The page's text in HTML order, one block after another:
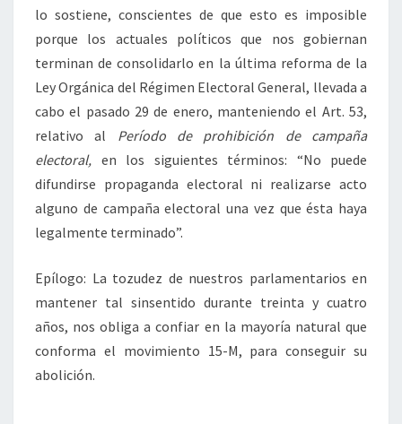
lo sostiene, conscientes de que esto es imposible
porque los actuales políticos que nos gobiernan
terminan de consolidarlo en la última reforma de la
Ley Orgánica del Régimen Electoral General, llevada a
cabo el pasado 29 de enero, manteniendo el Art. 53,
relativo al Período de prohibición de campaña
electoral, en los siguientes términos: “No puede
difundirse propaganda electoral ni realizarse acto
alguno de campaña electoral una vez que ésta haya
legalmente terminado”.
Epílogo: La tozudez de nuestros parlamentarios en
mantener tal sinsentido durante treinta y cuatro
años, nos obliga a confiar en la mayoría natural que
conforma el movimiento 15-M, para conseguir su
abolición.